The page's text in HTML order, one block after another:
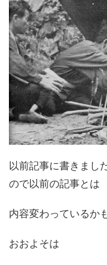
以前記事に書きまし
ので以前の記事とは
内容変わっているか
おおよそは